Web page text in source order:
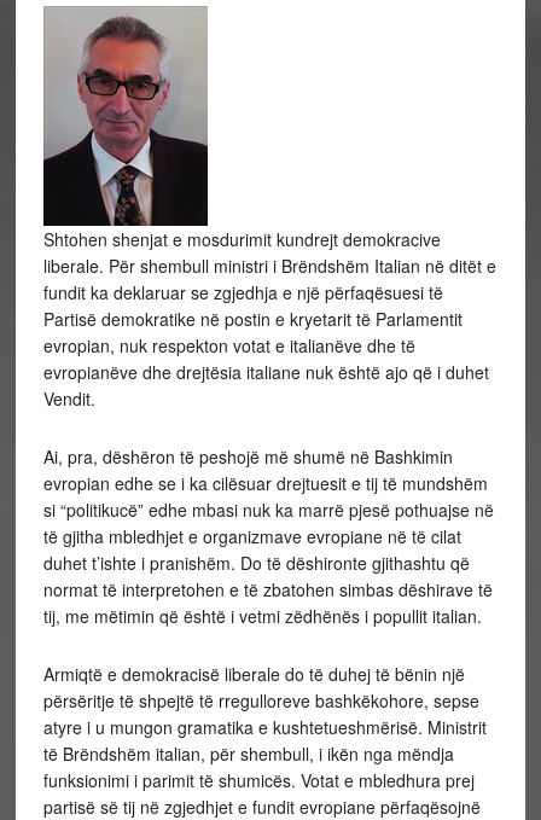
Shtohen shenjat e mosdurimit kundrejt demokracive
liberale. Për shembull ministri i Brëndshëm Italian në ditët e
fundit ka deklaruar se zgjedhja e një përfaqësuesi të
Partisë demokratike në postin e kryetarit të Parlamentit
evropian, nuk respekton votat e italianëve dhe të
evropianëve dhe drejtësia italiane nuk është ajo që i duhet
Vendit.
Ai, pra, dëshëron të peshojë më shumë në Bashkimin
evropian edhe se i ka cilësuar drejtuesit e tij të mundshëm
si “politikucë” edhe mbasi nuk ka marrë pjesë pothuajse në
të gjitha mbledhjet e organizmave evropiane në të cilat
duhet t’ishte i pranishëm. Do të dëshironte gjithashtu që
normat të interpretohen e të zbatohen simbas dëshirave të
tij, me mëtimin që është i vetmi zëdhënës i popullit italian.
Armiqtë e demokracisë liberale do të duhej të bënin një
përsëritje të shpejtë të rregulloreve bashkëkohore, sepse
atyre i u mungon gramatika e kushtetueshmërisë. Ministrit
të Brëndshëm italian, për shembull, i ikën nga mëndja
funksionimi i parimit të shumicës. Votat e mbledhura prej
partisë së tij në zgjedhjet e fundit evropiane përfaqësojnë